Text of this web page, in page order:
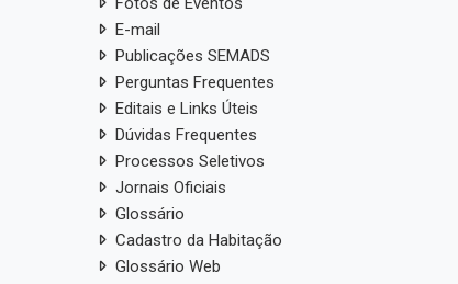
E-mail
Publicações SEMADS
Perguntas Frequentes
Editais e Links Úteis
Dúvidas Frequentes
Processos Seletivos
Jornais Oficiais
Glossário
Cadastro da Habitação
Glossário Web